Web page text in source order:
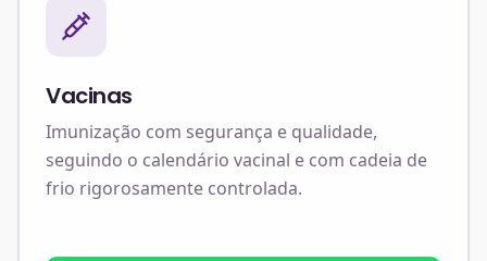
Vacinas
Imunização com segurança e qualidade,
seguindo o calendário vacinal e com cadeia de
frio rigorosamente controlada.